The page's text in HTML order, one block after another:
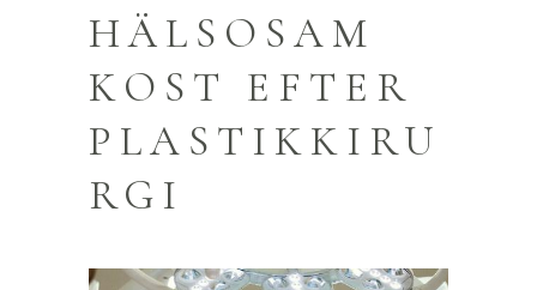
HÄLSOSAM
KOST EFTER
PLASTIKKIRU
RGI